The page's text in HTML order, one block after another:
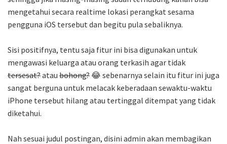
mengetahui secara realtime lokasi perangkat sesama
pengguna iOS tersebut dan begitu pula sebaliknya.
Sisi positifnya, tentu saja fitur ini bisa digunakan untuk
mengawasi keluarga atau orang terkasih agar tidak
tersesat?atau bohong?😂 sebenarnya selain itu fitur ini juga
sangat berguna untuk melacak keberadaan sewaktu-waktu
iPhone tersebut hilang atau tertinggal ditempat yang tidak
diketahui.
Nah sesuai judul postingan, disini admin akan membagikan